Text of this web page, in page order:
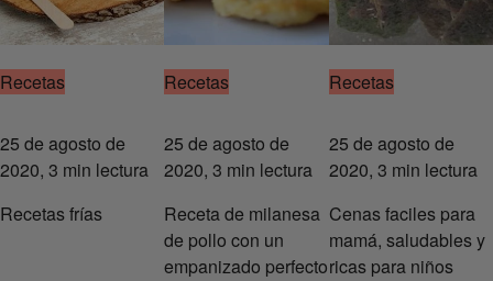
Recetas
25 de agosto de
2020, 3 min lectura
Recetas frías
Recetas
25 de agosto de
2020, 3 min lectura
Receta de milanesa
de pollo con un
empanizado perfecto
Recetas
25 de agosto de
2020, 3 min lectura
Cenas faciles para
mamá, saludables y
ricas para niños